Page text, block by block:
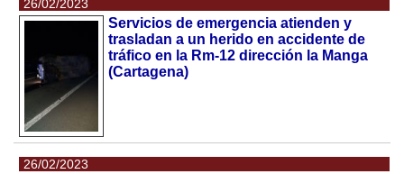
26/02/2023
Servicios de emergencia atienden y
trasladan a un herido en accidente de
tráfico en la Rm-12 dirección la Manga
(Cartagena)
26/02/2023